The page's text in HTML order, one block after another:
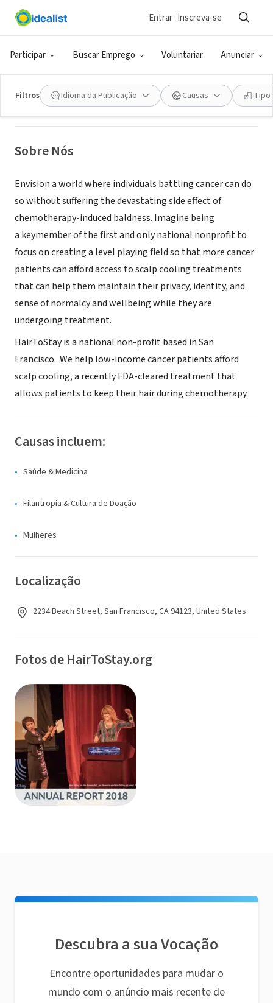
Participar Buscar Emprego Voluntariar Anunciar
Entrar Inscreva-se
Filtros Idioma da Publicação Causas Tipo
ONG (SETOR SOCIAL)
HairToStay.org
Sobre Nós
Envision a world where individuals battling cancer can do
so without suffering the devastating side effect of
chemotherapy-induced baldness. Imagine being
a keymember of the first and only national nonprofit to
focus on creating a level playing field so that more cancer
patients can afford access to scalp cooling treatments
that can help them maintain their privacy, identity, and
sense of normalcy and wellbeing while they are
undergoing treatment.
HairToStay is a national non-profit based in San
Francisco. We help low-income cancer patients afford
scalp cooling, a recently FDA-cleared treatment that
allows patients to keep their hair during chemotherapy.
Causas incluem:
Saúde & Medicina
Filantropia & Cultura de Doação
Mulheres
Localização
2234 Beach Street, San Francisco, CA 94123, United States
Fotos de HairToStay.org
Descubra a sua Vocação
Encontre oportunidades para mudar o
mundo com o anúncio mais recente de